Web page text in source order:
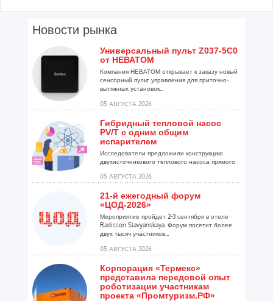
Новости рынка
Универсальный пульт Z037-5C0
от НЕВАТОМ
Компания НЕВАТОМ открывает к заказу новый
сенсорный пульт управления для приточно-
вытяжных установок...
05 АВГУСТА 2026
Гибридный тепловой насос
PV/T с одним общим
испарителем
Исследователи предложили конструкцию
двухисточникового теплового насоса прямого
05 АВГУСТА 2026
21-й ежегодный форум
«ЦОД-2026»
Мероприятие пройдет 2-3 сентября в отеле
Radisson Slavyanskaya. Форум посетит более
двух тысяч участников...
05 АВГУСТА 2026
Корпорация «Термекс»
представила передовой опыт
роботизации участникам
проекта «Промтуризм.РФ»